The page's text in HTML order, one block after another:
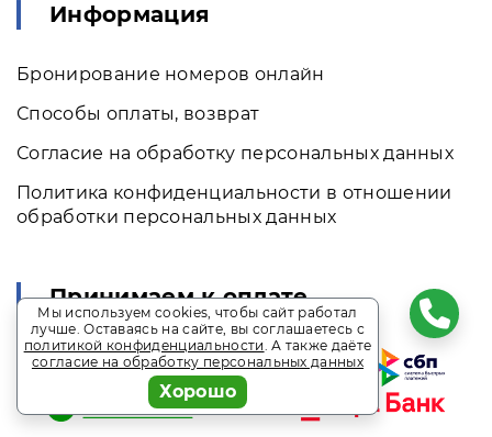
Информация
Бронирование номеров онлайн
Способы оплаты, возврат
Согласие на обработку персональных данных
Политика конфиденциальности в отношении
обработки персональных данных
Принимаем к оплате
Мы используем cookies, чтобы сайт работал
лучше. Оставаясь на сайте, вы соглашаетесь с
политикой конфиденциальности. А также даёте
согласие на обработку персональных данных
Хорошо